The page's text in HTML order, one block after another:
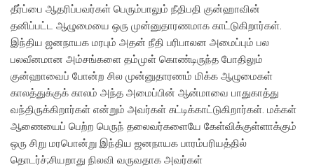
தீர்ப்பை ஆதரிப்பவர்கள் பெரும்பாலும் நீதிபதி குன்ஹாவின்
தனிப்பட்ட ஆழுமையை ஒரு முன்னுதாரணமாக காட்டுகிறார்கள்.
இந்திய ஜனநாயக மரபும் அதன் நீதி பரிபாலன அமைப்பும் பல
பலவீனமான அம்சங்களை தம்முள் கொண்டிருந்த போதிலும்
குன்ஹாவைப் போன்ற சில முன்னுதாரணம் மிக்க ஆழுமைகள்
காலத்துக்குக் காலம் அந்த அமைப்பின் ஆன்மாவை பாதுகாத்து
வந்திருக்கிறார்கள் என்றும் அவர்கள் சுட்டிக்காட்டுகிறார்கள். மக்கள்
ஆணையைப் பெற்ற பெருந் தலைவர்களையே கேள்விக்குள்ளாக்கும்
ஒரு சிறு மரபொன்று இந்திய ஜனநாயக பாரம்பரியத்தில்
தொடர்ச்;சியறாது நிலவி வருவதாக அவர்கள்